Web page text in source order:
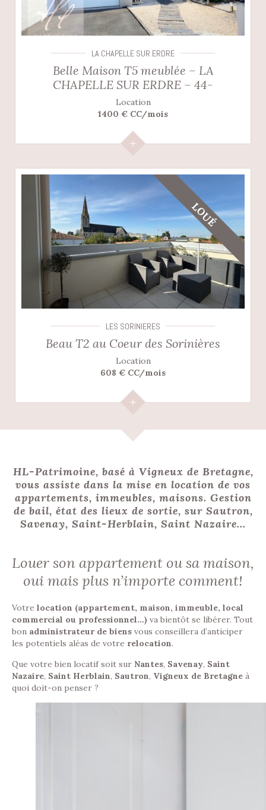
LA CHAPELLE SUR ERDRE
Belle Maison T5 meublée – LA
CHAPELLE SUR ERDRE – 44-
Location
1400 € CC/mois
LOUÉ
LES SORINIERES
Beau T2 au Coeur des Sorinières
Location
608 € CC/mois
HL-Patrimoine, basé à Vigneux de Bretagne,
vous assiste dans la mise en location de vos
appartements, immeubles, maisons. Gestion
de bail, état des lieux de sortie, sur Sautron,
Savenay, Saint-Herblain, Saint Nazaire...
Louer son appartement ou sa maison,
oui mais plus n’importe comment!
Votre location (appartement, maison, immeuble, local
commercial ou professionnel…) va bientôt se libérer. Tout
bon administrateur de biens vous conseillera d’anticiper
les potentiels aléas de votre relocation.
Que votre bien locatif soit sur Nantes, Savenay, Saint
Nazaire, Saint Herblain, Sautron, Vigneux de Bretagne à
quoi doit-on penser ?